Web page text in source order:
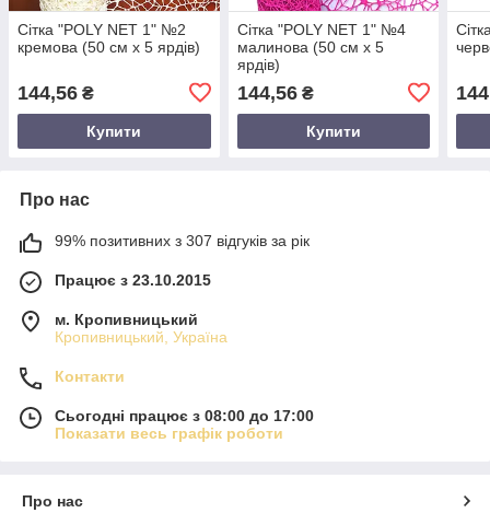
Сітка "POLY NET 1" №2
кремова (50 см х 5 ярдів)
144,56 ₴
Купити
Сітка "POLY NET 1" №4
малинова (50 см х 5
ярдів)
144,56₴
Купити
Про нас
99% позитивних з 307 відгуків за рік
Працює з 23.10.2015
м. Кропивницький
Кропивницький, Україна
Контакти
Сьогодні працює з 08:00 до 17:00
Показати весь графік роботи
Про нас